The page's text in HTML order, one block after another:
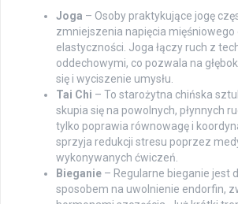
Joga – Osoby praktykujące jogę
zmniejszenia napięcia
elastyczności. Joga łączy ruch z
oddechowymi, co pozwala na
się i wyciszenie umysłu.
Tai Chi – To starożytna chińska
skupia się na powolnych, płynnych
tylko poprawia równowagę i
sprzyja redukcji stresu poprzez
wykonywanych ćwiczeń.
Bieganie – Regularne bieganie jest
sposobem na uwolnienie endorfin,